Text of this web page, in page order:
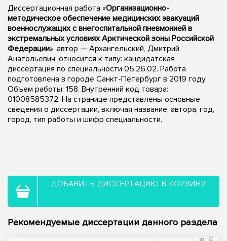
Диссертационная работа «Организационно-
методическое обеспечение медицинских эвакуаций
военнослужащих с внегоспитальной пневмонией в
экстремальных условиях Арктической зоны Российской
Федерации», автор — Архангельский, Дмитрий
Анатольевич, относится к типу: кандидатская
диссертация по специальности 05.26.02. Работа
подготовлена в городе Санкт-Петербург в 2019 году.
Объем работы: 158. Внутренний код товара:
01008585372. На странице представлены основные
сведения о диссертации, включая название, автора, год,
город, тип работы и шифр специальности.
ДОБАВИТЬ ДИССЕРТАЦИЮ В КОРЗИНУ
Рекомендуемые диссертации данного раздела